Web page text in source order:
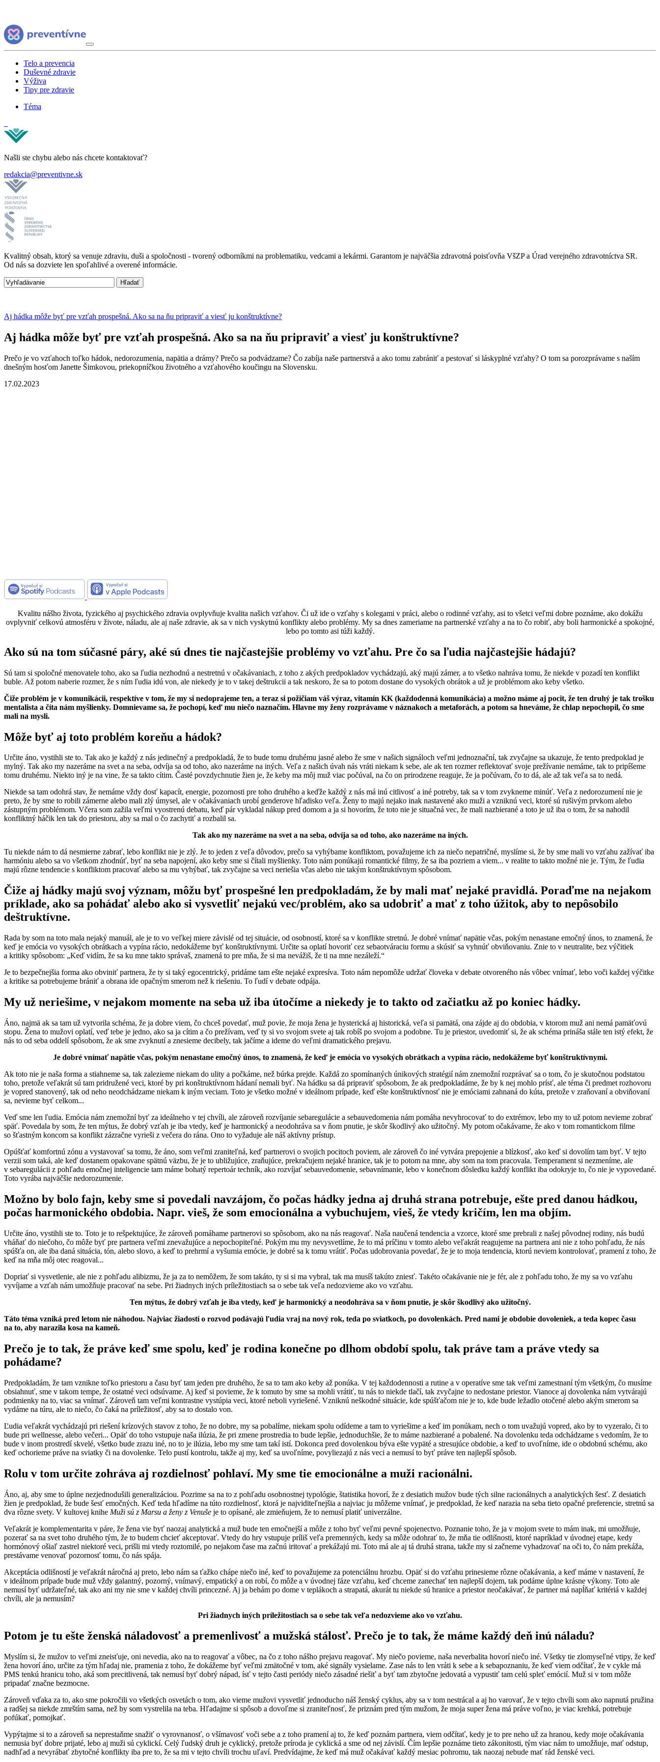
Telo a prevencia
Duševné zdravie
Výživa
Tipy pre zdravie
Téma
Našli ste chybu alebo nás chcete kontaktovať?
redakcia@preventivne.sk
Kvalitný obsah, ktorý sa venuje zdraviu, duši a spoločnosti - tvorený odborníkmi na problematiku, vedcami a lekármi. Garantom je najväčšia zdravotná poisťovňa VšZP a Úrad verejného zdravotníctva SR.
Od nás sa dozviete len spoľahlivé a overené informácie.
Aj hádka môže byť pre vzťah prospešná. Ako sa na ňu pripraviť a viesť ju konštruktívne?
Aj hádka môže byť pre vzťah prospešná. Ako sa na ňu pripraviť a viesť ju konštruktívne?
Prečo je vo vzťahoch toľko hádok, nedorozumenia, napätia a drámy? Prečo sa podvádzame? Čo zabíja naše partnerstvá a ako tomu zabrániť a pestovať si láskyplné vzťahy? O tom sa porozprávame s naším
dnešným hosťom Janette Šimkovou, priekopníčkou životného a vzťahového koučingu na Slovensku.
17.02.2023
Kvalitu nášho života, fyzického aj psychického zdravia ovplyvňuje kvalita našich vzťahov. Či už ide o vzťahy s kolegami v práci, alebo o rodinné vzťahy, asi to všetci veľmi dobre poznáme, ako dokážu
ovplyvniť celkovú atmosféru v živote, náladu, ale aj naše zdravie, ak sa v nich vyskytnú konflikty alebo problémy. My sa dnes zameriame na partnerské vzťahy a na to čo robiť, aby boli harmonické a spokojné,
lebo po tomto asi túži každý.
Ako sú na tom súčasné páry, aké sú dnes tie najčastejšie problémy vo vzťahu. Pre čo sa ľudia najčastejšie hádajú?
Sú tam si spoločné menovatele toho, ako sa ľudia nezhodnú a nestretnú v očakávaniach, z toho z akých predpokladov vychádzajú, aký majú zámer, a to všetko nahráva tomu, že niekde v pozadí ten konflikt
buble. Až potom naberie rozmer, že s ním ľudia idú von, ale niekedy je to v takej deštrukcii a tak neskoro, že sa to potom dostane do vysokých obrátok a už je problémom ako keby všetko.
Čiže problém je v komunikácii, respektíve v tom, že my si nedoprajeme ten, a teraz si požičiam váš výraz, vitamín KK (každodenná komunikácia) a možno máme aj pocit, že ten druhý je tak trošku
mentalista a číta nám myšlienky. Domnievame sa, že pochopí, keď mu niečo naznačím. Hlavne my ženy rozprávame v náznakoch a metaforách, a potom sa hneváme, že chlap nepochopil, čo sme
mali na mysli.
Môže byť aj toto problém koreňu a hádok?
Určite áno, vystihli ste to. Tak ako je každý z nás jedinečný a predpokladá, že to bude tomu druhému jasné alebo že sme v našich signáloch veľmi jednoznační, tak zvyčajne sa ukazuje, že tento predpoklad je
mylný. Tak ako my nazeráme na svet a na seba, odvíja sa od toho, ako nazeráme na iných. Veľa z našich úvah nás vráti niekam k sebe, ale ak ten rozmer reflektovať svoje prežívanie nemáme, tak to pripíšeme
tomu druhému. Niekto iný je na vine, že sa takto cítim. Časté povzdychnutie žien je, že keby ma môj muž viac počúval, na čo on prirodzene reaguje, že ja počúvam, čo to dá, ale až tak veľa sa to nedá.
Niekde sa tam odohrá stav, že nemáme vždy dosť kapacít, energie, pozornosti pre toho druhého a keďže každý z nás má inú citlivosť a iné potreby, tak sa v tom zvykneme minúť. Veľa z nedorozumení nie je
preto, že by sme to robili zámerne alebo mali zlý úmysel, ale v očakávaniach urobí genderove hľadisko veľa. Ženy to majú nejako inak nastavené ako muži a vzniknú veci, ktoré sú rušivým prvkom alebo
zástupným problémom. Včera som zažila veľmi vyostrenú debatu, keď pár vykladal nákup pred domom a ja si hovorím, že toto nie je situačná vec, že mali nazbierané a toto je už iba o tom, že sa nahodil
konfliktný háčik len tak do priestoru, aby sa mal o čo zachytiť a rozbalil sa.
Tak ako my nazeráme na svet a na seba, odvíja sa od toho, ako nazeráme na iných.
Tu niekde nám to dá nesmierne zabrať, lebo konflikt nie je zlý. Je to jeden z veľa dôvodov, prečo sa vyhýbame konfliktom, považujeme ich za niečo nepatričné, myslíme si, že by sme mali vo vzťahu zažívať iba
harmóniu alebo sa vo všetkom zhodnúť, byť na seba napojení, ako keby sme si čítali myšlienky. Toto nám ponúkajú romantické filmy, že sa iba pozriem a viem... v realite to takto možné nie je. Tým, že ľudia
majú rôzne tendencie s konfliktom pracovať alebo sa mu vyhýbať, tak zvyčajne sa veci neriešia včas alebo nie takým konštruktívnym spôsobom.
Čiže aj hádky majú svoj význam, môžu byť prospešné len predpokladám, že by mali mať nejaké pravidlá. Poraďme na nejakom
príklade, ako sa pohádať alebo ako si vysvetliť nejakú vec/problém, ako sa udobriť a mať z toho úžitok, aby to nepôsobilo
deštruktívne.
Rada by som na toto mala nejaký manuál, ale je to vo veľkej miere závislé od tej situácie, od osobností, ktoré sa v konflikte stretnú. Je dobré vnímať napätie včas, pokým nenastane emočný únos, to znamená, že
keď je emócia vo vysokých obrátkach a vypína rácio, nedokážeme byť konštruktívnymi. Určite sa oplatí hovoriť cez sebaotváraciu formu a skúsiť sa vyhnúť obviňovaniu. Znie to v neutralite, bez výčitiek
a kritiky spôsobom: „Keď vidím, že sa ku mne takto správaš, znamená to pre mňa, že si ma nevážiš, že ti na mne nezáleží.“
Je to bezpečnejšia forma ako obviniť partnera, že ty si taký egocentrický, pridáme tam ešte nejaké expresíva. Toto nám nepomôže udržať človeka v debate otvoreného nás vôbec vnímať, lebo voči každej výčitke
a kritike sa potrebujeme brániť a obrana ide opačným smerom než k riešeniu. To ľudí v debate odpája.
My už neriešime, v nejakom momente na seba už iba útočíme a niekedy je to takto od začiatku až po koniec hádky.
Áno, najmä ak sa tam už vytvorila schéma, že ja dobre viem, čo chceš povedať, muž povie, že moja žena je hysterická aj historická, veľa si pamätá, ona zájde aj do obdobia, v ktorom muž ani nemá pamäťovú
stopu. Žena to mužovi oplatí, veď tebe je jedno, ako sa ja cítim a čo prežívam, veď ty si vo svojom svete aj tak robíš po svojom a podobne. Tu je priestor, uvedomiť si, že ak schéma prináša stále ten istý efekt, že
nás to od seba oddelí spôsobom, že ak sme zvyknutí a znesieme decibely, tak jačíme a ideme do veľmi dramatického prejavu.
Je dobré vnímať napätie včas, pokým nenastane emočný únos, to znamená, že keď je emócia vo vysokých obrátkach a vypína rácio, nedokážeme byť konštruktívnymi.
Ak toto nie je naša forma a stiahneme sa, tak zalezieme niekam do ulity a počkáme, než búrka prejde. Každá zo spomínaných únikových stratégií nám znemožní rozprávať sa o tom, čo je skutočnou podstatou
toho, pretože veľakrát sú tam pridružené veci, ktoré by pri konštruktívnom hádaní nemali byť. Na hádku sa dá pripraviť spôsobom, že ak predpokladáme, že by k nej mohlo prísť, ale téma či predmet rozhovoru
je vopred stanovený, tak od neho neodchádzame niekam k iným veciam. Toto je všetko možné v ideálnom prípade, keď ešte konštruktívnosť nie je emóciami zahnaná do kúta, pretože v zraňovaní a obviňovaní
sa, nevieme byť celkom...
Veď sme len ľudia. Emócia nám znemožní byť za ideálneho v tej chvíli, ale zároveň rozvíjanie sebaregulácie a sebauvedomenia nám pomáha nevyhrocovať to do extrémov, lebo my to už potom nevieme zobrať
späť. Povedala by som, že ten mýtus, že dobrý vzťah je iba vtedy, keď je harmonický a neodohráva sa v ňom pnutie, je skôr škodlivý ako užitočný. My potom očakávame, že ako v tom romantickom filme
so šťastným koncom sa konflikt zázračne vyrieši z večera do rána. Ono to vyžaduje ale náš aktívny prístup.
Opúšťať komfortnú zónu a vystavovať sa tomu, že áno, som veľmi zraniteľná, keď partnerovi o svojich pocitoch poviem, ale zároveň čo iné vytvára prepojenie a blízkosť, ako keď si dovolím tam byť. V tejto
verzii som taká, ale keď dostanem opakovane spätnú väzbu, že je to ubližujúce, zraňujúce, prekračujem nejaké hranice, tak je to potom na mne, aby som na tom pracovala. Temperament si nezmeníme, ale
v sebaregulácii z pohľadu emočnej inteligencie tam máme bohatý repertoár techník, ako rozvíjať sebauvedomenie, sebavnímanie, lebo v konečnom dôsledku každý konflikt iba odokryje to, čo nie je vypovedané.
Toto vyrába najväčšie nedorozumenie.
Možno by bolo fajn, keby sme si povedali navzájom, čo počas hádky jedna aj druhá strana potrebuje, ešte pred danou hádkou,
počas harmonického obdobia. Napr. vieš, že som emocionálna a vybuchujem, vieš, že vtedy kričím, len ma objím.
Určite áno, vystihli ste to. Toto je to rešpektujúce, že zároveň pomáhame partnerovi so spôsobom, ako na nás reagovať. Naša naučená tendencia a vzorce, ktoré sme prebrali z našej pôvodnej rodiny, nás budú
vháňať do niečoho, čo môže byť pre partnera veľmi znevažujúce a nepochopiteľné. Pokým mu my nevysvetlíme, že to má príčinu v tomto alebo veľakrát reagujeme na partnera ani nie z toho pohľadu, že nás
spúšťa on, ale iba daná situácia, tón, alebo slovo, a keď to prehrmí a vyšumia emócie, je dobré sa k tomu vrátiť. Počas udobrovania povedať, že je to moja tendencia, ktorú neviem kontrolovať, pramení z toho, že
keď na mňa môj otec reagoval...
Dopriať si vysvetlenie, ale nie z pohľadu alibizmu, že ja za to nemôžem, že som takáto, ty si si ma vybral, tak ma musíš takúto zniesť. Takéto očakávanie nie je fér, ale z pohľadu toho, že my sa vo vzťahu
vyvíjame a vzťah nám umožňuje pracovať na sebe. Pri žiadnych iných príležitostiach sa o sebe tak veľa nedozvieme ako vo vzťahu.
Ten mýtus, že dobrý vzťah je iba vtedy, keď je harmonický a neodohráva sa v ňom pnutie, je skôr škodlivý ako užitočný.
Táto téma vzniká pred letom nie náhodou. Najviac žiadostí o rozvod podávajú ľudia vraj na nový rok, teda po sviatkoch, po dovolenkách. Pred nami je obdobie dovoleniek, a teda kopec času
na to, aby narazila kosa na kameň.
Prečo je to tak, že práve keď sme spolu, keď je rodina konečne po dlhom období spolu, tak práve tam a práve vtedy sa
pohádame?
Predpokladám, že tam vznikne toľko priestoru a času byť tam jeden pre druhého, že sa to tam ako keby až ponúka. V tej každodennosti a rutine a v operatíve sme tak veľmi zamestnaní tým všetkým, čo musíme
obsiahnuť, sme v takom tempe, že ostatné veci odsúvame. Aj keď si povieme, že k tomuto by sme sa mohli vrátiť, tu nás to niekde tlačí, tak zvyčajne to nedostane priestor. Vianoce aj dovolenka nám vytvárajú
podmienky na to, viac sa vnímať. Zároveň tam veľmi kontrastne vystúpia veci, ktoré neboli vyriešené. Vzniknú neškodné situácie, kde spúšťačom nie je to, kde bude ležadlo otočené alebo akým smerom sa
vydáme na túru, ale to niečo, čo čaká na príležitosť, aby sa to dostalo von.
Ľudia veľakrát vychádzajú pri riešení krízových stavov z toho, že no dobre, my sa pobalíme, niekam spolu odídeme a tam to vyriešime a keď im ponúkam, nech o tom uvažujú vopred, ako by to vyzeralo, či to
bude pri wellnesse, alebo večeri... Opäť do toho vstupuje naša ilúzia, že pri zmene prostredia to bude lepšie, jednoduchšie, že to máme nazbierané a pobalené. Na dovolenku teda odchádzame s vedomím, že to
bude v inom prostredí skvelé, všetko bude zrazu iné, no to je ilúzia, lebo my sme tam takí istí. Dokonca pred dovolenkou býva ešte vypäté a stresujúce obdobie, a keď to uvoľníme, ide o obdobnú schému, ako
keď ochorieme práve na sviatky či na dovolenke. Telo pustí kontrolu, takže aj my, keď sa uvoľníme, povyliezajú z nás veci a nemusí to byť práve ten najlepší spôsob.
Rolu v tom určite zohráva aj rozdielnosť pohlaví. My sme tie emocionálne a muži racionálni.
Áno, aj, aby sme to úplne nezjednodušili generalizáciou. Pozrime sa na to z pohľadu osobnostnej typológie, štatistika hovorí, že z desiatich mužov bude tých silne racionálnych a analytických šesť. Z desiatich
žien je predpoklad, že bude šesť emočných. Keď teda hľadíme na túto rozdielnosť, ktorá je najviditeľnejšia a najviac ju môžeme vnímať, je predpoklad, že keď narazia na seba tieto opačné preferencie, stretnú sa
dva rôzne svety. V kultovej knihe Muži sú z Marsu a ženy z Venuše je to opísané, ale zmieňujem, že to nemusí platiť univerzálne.
Veľakrát je komplementarita v páre, že žena vie byť naozaj analytická a muž bude ten emočnejší a môže z toho byť veľmi pevné spojenectvo. Poznanie toho, že ja v mojom svete to mám inak, mi umožňuje,
pozerať sa na svet toho druhého tým, že to budem chcieť akceptovať. Vtedy do hry vstupuje príliš veľa premenných, kedy sa môže odohrať to, že mňa tie odlišnosti, ktoré napríklad v úvodnej etape, kedy
hormónový ošiaľ zastrel niektoré veci, prišli mi vtedy roztomilé, po nejakom čase ma začnú iritovať a prekážajú mi. Toto má ale aj tá druhá strana, takže my si začneme vyhadzovať na oči to, čo nám prekáža,
prestávame venovať pozornosť tomu, čo nás spája.
Akceptácia odlišností je veľakrát náročná aj preto, lebo nám sa ťažko chápe niečo iné, keď to považujeme za potenciálnu hrozbu. Opäť si do vzťahu prinesieme rôzne očakávania, a keď máme v nastavení, že
v ideálnom prípade bude muž vždy galantný, pozorný, vnímavý, empatický a on robí, čo môže a v úvodnej fáze vzťahu, keď chceme zanechať ten najlepší dojem, tak podáme úplne krásne výkony. Toto ale
nemusí byť udržateľné, tak ako ani my nie sme v každej chvíli princezné. Aj ja behám po dome v teplákoch a strapatá, akurát tu niekde sú hranice a priestor neočakávať, že partner má napĺňať kritériá v každej
chvíli, ale ja nemusím?
Pri žiadnych iných príležitostiach sa o sebe tak veľa nedozvieme ako vo vzťahu.
Potom je tu ešte ženská náladovosť a premenlivosť a mužská stálosť. Prečo je to tak, že máme každý deň inú náladu?
Myslím si, že mužov to veľmi zneisťuje, oni nevedia, ako na to reagovať a vôbec, na čo z toho nášho prejavu reagovať. My niečo povieme, naša neverbalita hovorí niečo iné. Všetky tie zlomyseľné vtipy, že keď
žena hovorí áno, určite za tým hľadaj nie, pramenia z toho, že dokážeme byť veľmi zmätočné v tom, aké signály vysielame. Zase nás to len vráti k sebe a k sebapoznaniu, že keď viem odčítať, že v cykle má
PMS tenkú hranicu toho, aká som precitlivená, tak nemusí byť dobrý nápad, ísť v tejto časti periódy niečo zásadné riešiť a byť tam zbytočne jedovatá a vypustiť tam celú spleť emócií. Muž si v tom môže
pripadať značne bezmocne.
Zároveň vďaka za to, ako sme pokročili vo všetkých osvetách o tom, ako vieme mužovi vysvetliť jednoducho náš ženský cyklus, aby sa v tom nestrácal a aj ho varovať, že v tejto chvíli som ako napnutá pružina
a radšej sa niekde zmrštím sama, než by som vystrelila na teba. Hľadajme si spôsob a dovoľme si zraniteľnosť, že priznám pred tým mužom, že moja super žena má práve voľno, je viac krehká, potrebuje
pofúkať, pomojkať.
Vypýtajme si to a zároveň sa neprestaňme snažiť o vyrovnanosť, o všímavosť voči sebe a z toho pramení aj to, že keď poznám partnera, viem odčítať, kedy je to pre neho už za hranou, kedy moje očakávania
nemusia byť dobre prijaté, lebo aj muži sú cyklickí. Celý ľudský druh je cyklický, pretože príroda je cyklická a sme od nej závislí. Čím lepšie poznáme tieto zákonitosti, tým viac nám to umožňuje, mať odstup,
nadhľad a nevyrábať zbytočné konflikty iba pre to, že sa mi v tejto chvíli trochu uľaví. Predvídajme, že keď má muž očakávať každý mesiac pohromu, tak naozaj nebude mať rád ženské veci.